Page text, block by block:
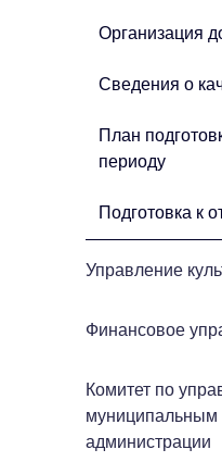
Организация
Сведения о
План
периоду
Подготовка к
Управление
Финансовое
Комитет по
администрации